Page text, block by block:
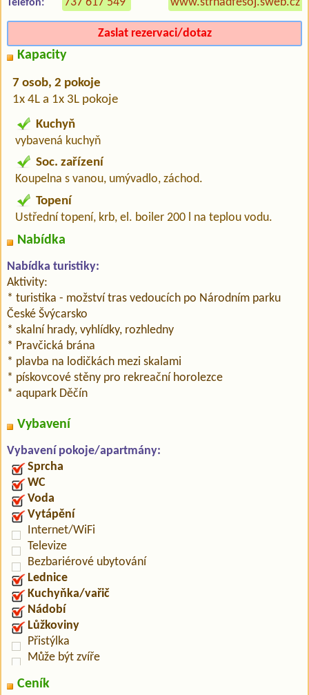
Telefon:
Zaslat rezervaci/dotaz
Kapacity
7 osob, 2 pokoje
1x 4L a 1x 3L pokoje
Kuchyň
vybavená kuchyň
Soc. zařízení
Koupelna s vanou, umývadlo, záchod.
Topení
Ustřední topení, krb, el. boiler 200 l na teplou vodu.
Nabídka
Nabídka turistiky:
Aktivity:
* turistika - možství tras vedoucích po Národním parku
České Švýcarsko
* skalní hrady, vyhlídky, rozhledny
* Pravčická brána
* plavba na lodičkách mezi skalami
* pískovcové stěny pro rekreační horolezce
* aqupark Děčín
Vybavení
Vybavení pokoje/apartmány:
Sprcha
WC
Voda
Vytápění
Internet/WiFi
Televize
Bezbariérové ubytování
Lednice
Kuchyňka/vařič
Nádobí
Lůžkoviny
Přistýlka
Může být zvíře
Ceník